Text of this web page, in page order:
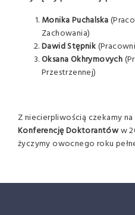
Monika Puchalska
Zachowania)
Dawid Stępnik
Oksana Okhrymovych
Przestrzennej)
Z niecierpliwością czekamy na
Konferencję Doktorantóww
życzymy owocnego roku